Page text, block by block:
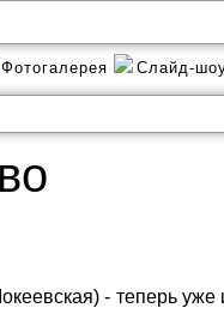
Фотогалерея Слайд-
- теперь